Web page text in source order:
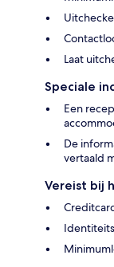
Laat
Speciale
Een
De
vertaald
Vereist bij